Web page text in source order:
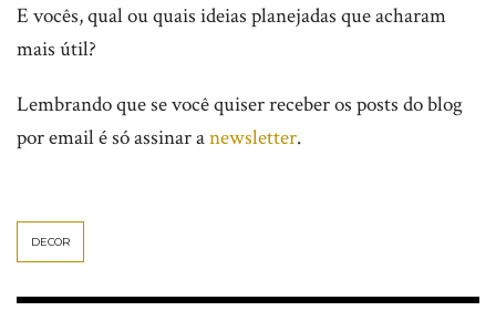
E vocês, qual ou quais ideias planejadas que acharam
mais útil?
Lembrando que se você quiser receber os posts do blog
por email é só assinar anewsletter.
DECOR